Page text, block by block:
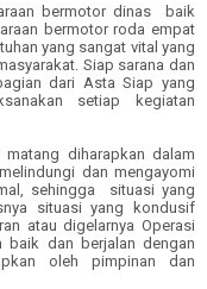
bermotor dinas baik
bermotor roda empat
yang sangat vital yang
Siap sarana dan
dari Asta Siap yang
setiap kegiatan
diharapkan dalam
dan mengayomi
sehingga situasi yang
situasi yang kondusif
atau digelarnya Operasi
baik dan berjalan dengan
oleh pimpinan dan